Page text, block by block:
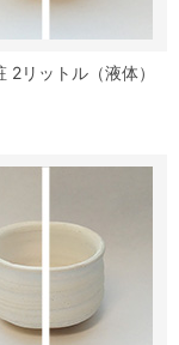
2リットル（液体）